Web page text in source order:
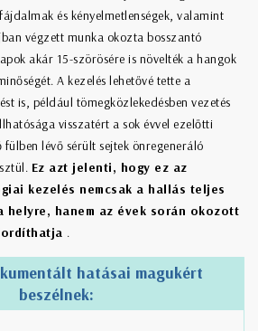
és kényelmetlenségek, valamint
végzett munka okozta bosszantó
akár 15-szörösére is növelték a hangok
A kezelés lehetővé tette a
is, például tömegközlekedésben vezetés
visszatért a sok évvel ezelőtti
lévő sérült sejtek önregeneráló
Ez azt jelenti, hogy ez az
kezelés nemcsak a hallás teljes
hanem az évek során okozott
.
hatásai magukért
beszélnek: